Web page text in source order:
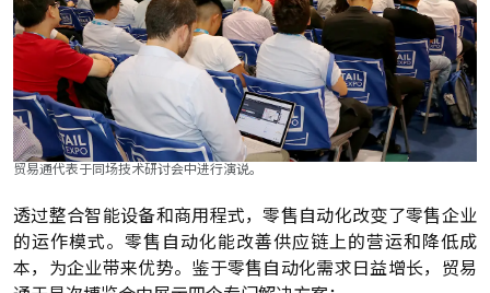
贸易通代表于同场技术研讨会中进行演说。
透过整合智能设备和商用程式，零售自动化改变了零售企业
的运作模式。零售自动化能改善供应链上的营运和降低成
本，为企业带来优势。鉴于零售自动化需求日益增长，贸易